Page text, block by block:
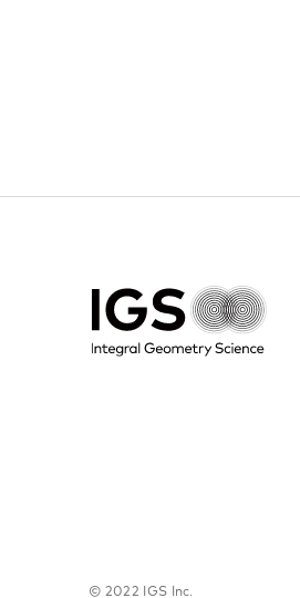
© 2022 IGS Inc.